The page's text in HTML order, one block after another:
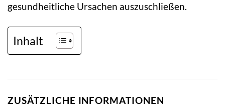
gesundheitliche Ursachen auszuschließen.
Inhalt
ZUSÄTZLICHE INFORMATIONEN